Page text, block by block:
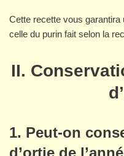
Cette recette vous garantira
celle du purin fait selon la
II.
1. Peut-on